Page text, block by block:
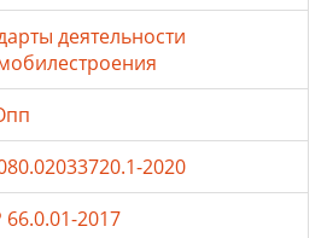
деятельности
2020
2017